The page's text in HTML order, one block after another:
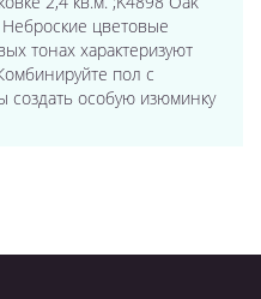
цветовые
тонах характеризуют
пол с
особую изюминку